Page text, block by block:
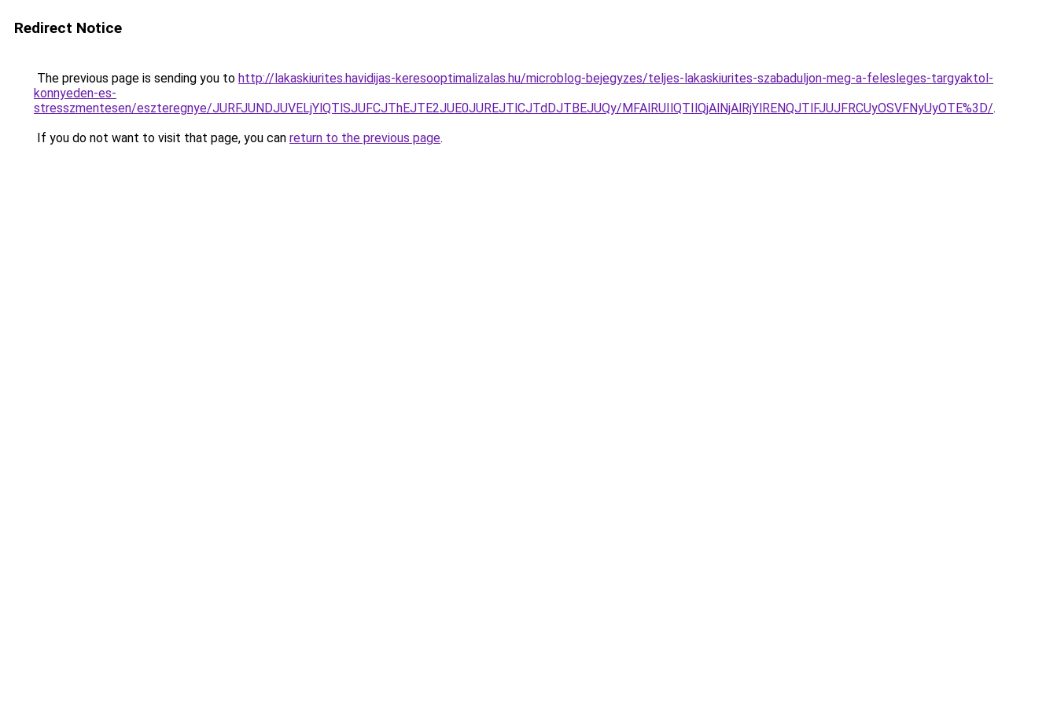
Redirect Notice
The previous page is sending you to http://lakaskiurites.havidijas-keresooptimalizalas.hu/microblog-bejegyzes/teljes-lakaskiurites-szabaduljon-meg-a-felesleges-targyaktol-
konnyeden-es-
stresszmentesen/eszteregnye/JURFJUNDJUVELjYlQTlSJUFCJThEJTE2JUE0JUREJTlCJTdDJTBEJUQy/MFAlRUIlQTIlQjAlNjAlRjYlRENQJTlFJUJFRCUyOSVFNyUyOTE%3D/.
If you do not want to visit that page, you can return to the previous page.